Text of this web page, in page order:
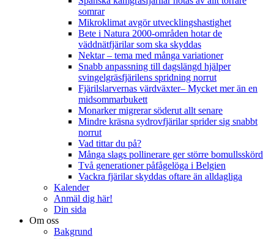
somrar
Mikroklimat avgör utvecklingshastighet
Bete i Natura 2000-områden hotar de
väddnätfjärilar som ska skyddas
Nektar – tema med många variationer
Snabb anpassning till dagslängd hjälper
svingelgräsfjärilens spridning norrut
Fjärilslarvernas värdväxter– Mycket mer än en
midsommarbukett
Monarker migrerar söderut allt senare
Mindre kräsna sydrovfjärilar sprider sig snabbt
norrut
Vad tittar du på?
Många slags pollinerare ger större bomullsskörd
Två generationer påfågelöga i Belgien
Vackra fjärilar skyddas oftare än alldagliga
Kalender
Anmäl dig här!
Din sida
Om oss
Bakgrund